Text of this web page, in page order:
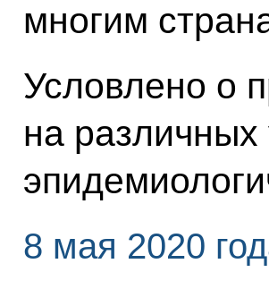
многим
Условлено о
на
8 мая 2020